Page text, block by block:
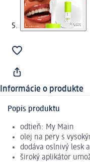
Informácie o produkte
Popis produktu
odtieň: My Main
olej na pery s
dodáva oslnivý lesk
široký aplikátor